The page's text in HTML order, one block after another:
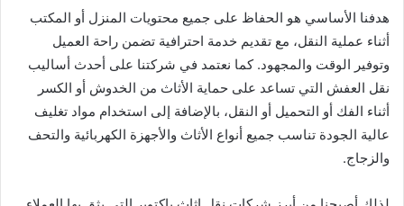
هدفنا الأساسي هو الحفاظ على جميع محتويات المنزل أو المكتب
أثناء عملية النقل، مع تقديم خدمة احترافية تضمن راحة العميل
وتوفير الوقت والمجهود. كما نعتمد في شركتنا على أحدث أساليب
نقل العفش التي تساعد على حماية الأثاث من الخدوش أو الكسر
أثناء الفك أو التحميل أو النقل، بالإضافة إلى استخدام مواد تغليف
عالية الجودة تناسب جميع أنواع الأثاث والأجهزة الكهربائية والتحف
والزجاج.